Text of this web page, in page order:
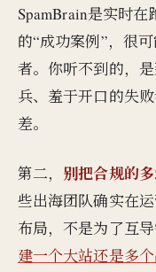
SpamBrain是实时
的“成功案例”，很
者。你听不到的，
兵、羞于开口的失
差。
第二， 别把合规的
些出海团队确实在
布局，不是为了互
建一个大站还是多